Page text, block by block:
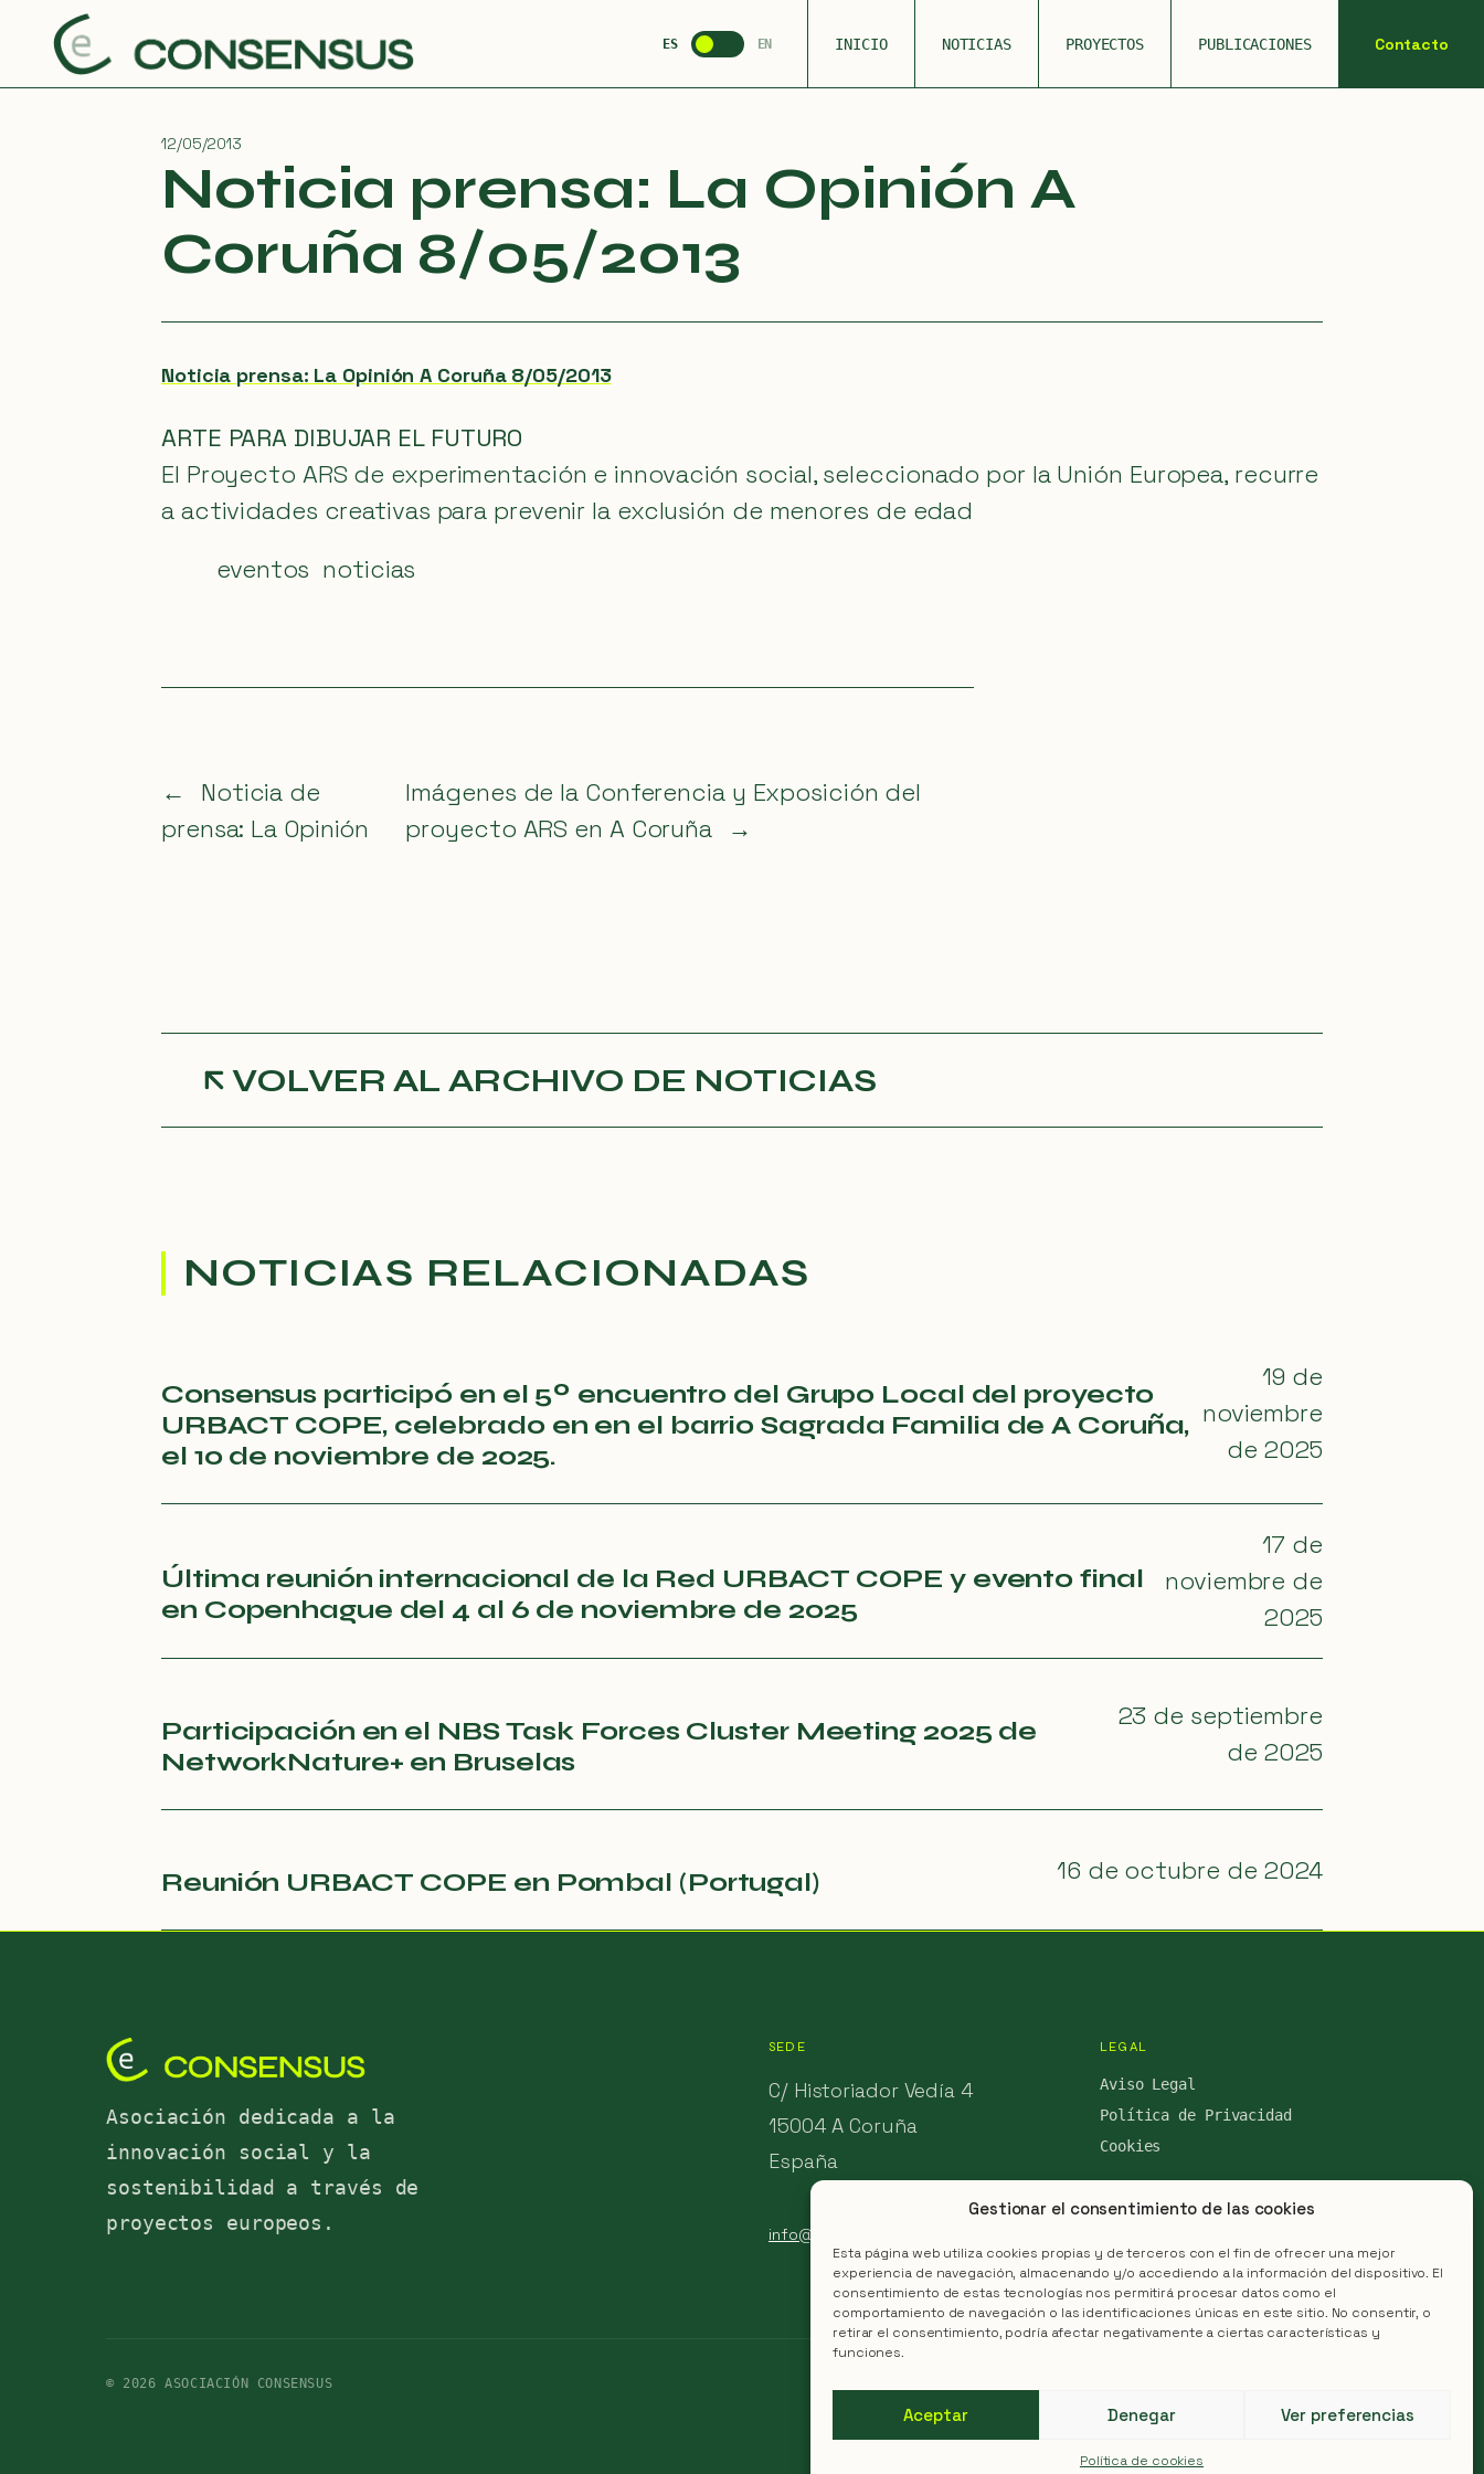
Gestionar el consentimiento de las cookies
Esta página web utiliza cookies propias y de terceros con el fin de ofrecer una mejor
experiencia de navegación, almacenando y/o accediendo a la información del dispositivo. El
consentimiento de estas tecnologías nos permitirá procesar datos como el
comportamiento de navegación o las identificaciones únicas en este sitio. No consentir, o
retirar el consentimiento, podría afectar negativamente a ciertas características y
funciones.
Aceptar Denegar Ver preferencias
Política de cookies
ES EN INICIO NOTICIAS PROYECTOS PUBLICACIONES Contacto
Saltar
contenido
12/05/2013
Noticia prensa: La Opinión A
Coruña 8/05/2013
Noticia prensa: La Opinión A Coruña 8/05/2013
ARTE PARA DIBUJAR EL FUTURO
El Proyecto ARS de experimentación e innovación social, seleccionado por la Unión Europea, recurre
a actividades creativas para prevenir la exclusión de menores de edad
eventos noticias
←
Noticia de
prensa: La Opinión
Imágenes de la Conferencia y Exposición del
proyecto ARS en A Coruña
→
VOLVER AL ARCHIVO DE NOTICIAS
NOTICIAS RELACIONADAS
Consensus participó en el 5º encuentro del Grupo Local del proyecto
URBACT COPE, celebrado en en el barrio Sagrada Familia de A Coruña,
el 10 de noviembre de 2025.
19 de
noviembre
de 2025
Última reunión internacional de la Red URBACT COPE y evento final
en Copenhague del 4 al 6 de noviembre de 2025
17 de
noviembre de
2025
Participación en el NBS Task Forces Cluster Meeting 2025 de
NetworkNature+ en Bruselas
23 de septiembre
de 2025
Reunión URBACT COPE en Pombal (Portugal) 16 de octubre de 2024
Asociación dedicada a la
innovación social y la
sostenibilidad a través de
proyectos europeos.
SEDE
C/ Historiador Vedía 4
15004 A Coruña
España
info@aconsensus.es
LEGAL
Aviso Legal
Política de Privacidad
Cookies
© 2026 ASOCIACIÓN CONSENSUS